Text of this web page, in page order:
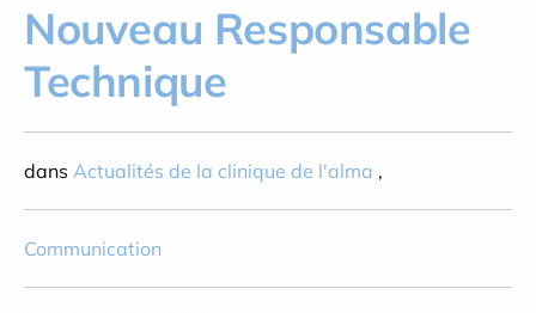
Nouveau Responsable
Technique
dans Actualités de la clinique de l'alma ,
Communication